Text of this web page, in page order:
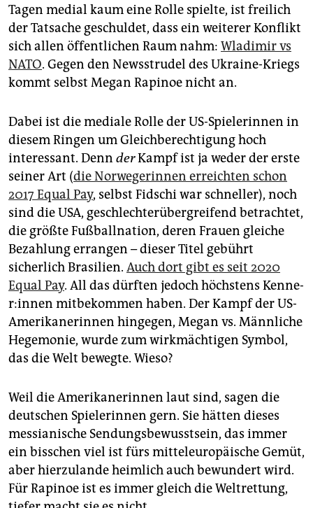
Tagen medial kaum eine Rolle spielte, ist freilich
der Tatsache geschuldet, dass ein weiterer Konflikt
sich allen öffentlichen Raum nahm: Wladimir vs
NATO. Gegen den Newsstrudel des Ukraine-Kriegs
kommt selbst Megan Rapinoe nicht an.
Dabei ist die mediale Rolle der US-Spielerinnen in
diesem Ringen um Gleichberechtigung hoch
interessant. Denn derKampf ist ja weder der erste
seiner Art (die Norwegerinnen erreichten schon
2017 Equal Pay, selbst Fidschi war schneller), noch
sind die USA, geschlechterübergreifend betrachtet,
die größte Fußballnation, deren Frauen gleiche
Bezahlung errangen – dieser Titel gebührt
sicherlich Brasilien. Auch dort gibt es seit 2020
Equal Pay. All das dürften jedoch höchstens Ken­ne­
r:in­nen mitbekommen haben. Der Kampf der US-
Amerikanerinnen hingegen, Megan vs. Männliche
Hegemonie, wurde zum wirkmächtigen Symbol,
das die Welt bewegte. Wieso?
Weil die Amerikanerinnen laut sind, sagen die
deutschen Spielerinnen gern. Sie hätten dieses
messianische Sendungsbewusstsein, das immer
ein bisschen viel ist fürs mitteleuropäische Gemüt,
aber hierzulande heimlich auch bewundert wird.
Für Rapinoe ist es immer gleich die Weltrettung,